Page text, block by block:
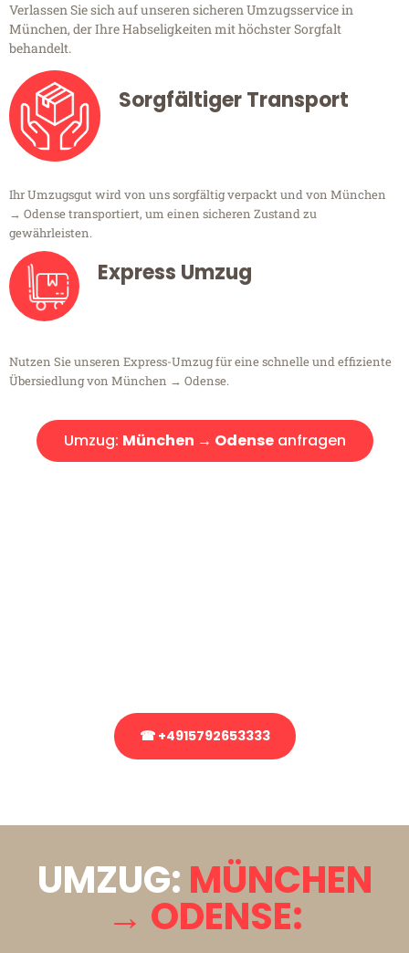
Verlassen Sie sich auf unseren sicheren Umzugsservice in
München, der Ihre Habseligkeiten mit höchster Sorgfalt
behandelt.
Sorgfältiger Transport
Ihr Umzugsgut wird von uns sorgfältig verpackt und von München
→ Odense transportiert, um einen sicheren Zustand zu
gewährleisten.
Express Umzug
Nutzen Sie unseren Express-Umzug für eine schnelle und effiziente
Übersiedlung von München → Odense.
Umzug: München → Odenseanfragen
☎ +4915792653333
UMZUG: MÜNCHEN
→ ODENSE: